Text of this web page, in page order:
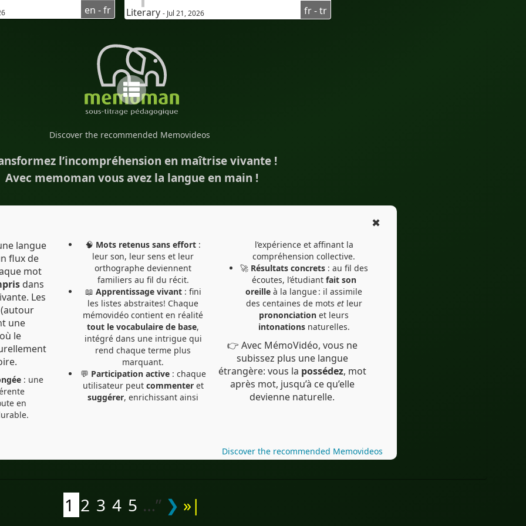
à affirmer sa présence
#IA
en - fr
#FransızcaÖğren
#Audioenfrançais
#AudioFransızca
#sous-titresenturc
#IA
#İkidilli
#İkidillialtyazılar
#Çeviri
#YapayZeka
#eLearning
Literary - Jul 21, 2026 fr - tr
Discover the recommended Memovideos
l’incompréhension en maîtrise vivante !
Avec memoman vous avez la langue en main !
✖
langue
flux de
mot
dans
Les
une
le
: une
en
🧠 Mots retenus sans effort :
leur son, leur sens et leur
orthographe deviennent
familiers au fil du récit.
📖 Apprentissage vivant: fini
les listes abstraites! Chaque
mémovidéo contient en réalité
tout le vocabulaire de base,
intégré dans une intrigue qui
rend chaque terme plus
marquant.
💬 Participation active: chaque
utilisateur peut commenteret
suggérer, enrichissant ainsi
l’expérience et affinant la
compréhension collective.
🚀 Résultats concrets: au fil des
écoutes, l’étudiant fait son
oreille à la langue : il assimile
des centaines de mots etleur
prononciation et leurs
intonationsnaturelles.
👉 Avec MémoVidéo, vous ne
subissez plus une langue
étrangère: vous la possédez, mot
après mot, jusqu’à ce qu’elle
devienne naturelle.
Discover the recommended Memovideos
1 2 3 4 5 …” ❯ »|